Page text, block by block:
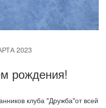
2023
рождения!
клуба "Дружба"от всей